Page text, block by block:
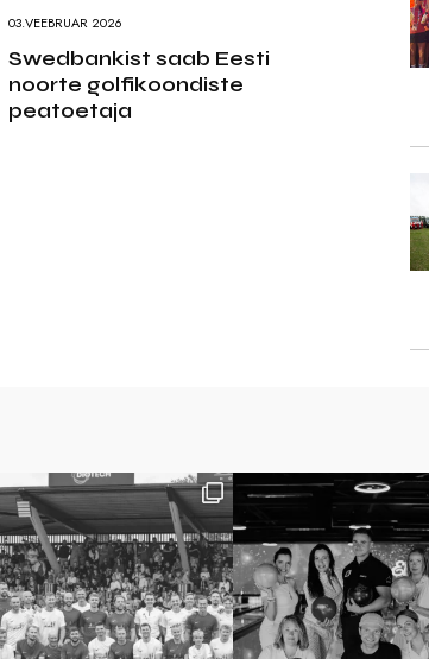
03.VEEBRUAR 2026
Swedbankist saab Eesti
noorte golfikoondiste
peatoetaja